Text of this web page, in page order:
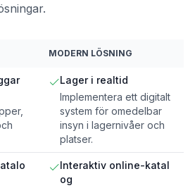
MODERN LÖSNING
Lager i realtid
Implementera ett digitalt
system för omedelbar
insyn i lagernivåer och
platser.
Interaktiv online-katal
og